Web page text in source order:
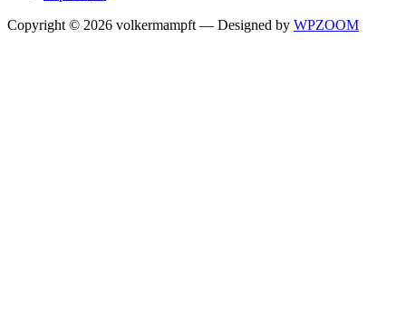
Copyright © 2026 volkermampft — Designed by WPZOOM